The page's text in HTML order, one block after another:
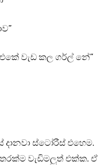
වැඩ කල ගර්ල් නේ”
දානවා ස්ටෝරීස් එහෙම.
වැඩිමලුත් එක්ක. ඒ